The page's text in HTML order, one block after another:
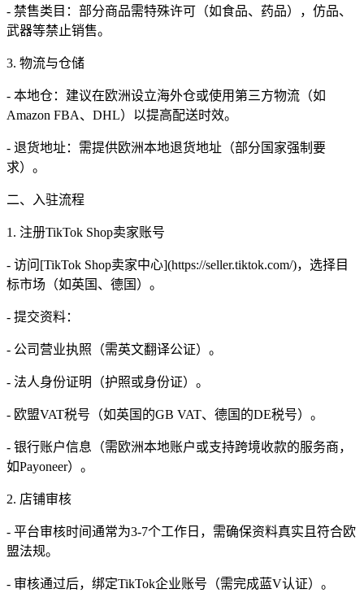
- 禁售类目：部分商品需特殊许可（如食品、药品），仿品、
武器等禁止销售。
3. 物流与仓储
- 本地仓：建议在欧洲设立海外仓或使用第三方物流（如
Amazon FBA、DHL）以提高配送时效。
- 退货地址：需提供欧洲本地退货地址（部分国家强制要
求）。
二、入驻流程
1. 注册TikTok Shop卖家账号
- 访问[TikTok Shop卖家中心](https://seller.tiktok.com/)，选择目
标市场（如英国、德国）。
- 提交资料：
- 公司营业执照（需英文翻译公证）。
- 法人身份证明（护照或身份证）。
- 欧盟VAT税号（如英国的GB VAT、德国的DE税号）。
- 银行账户信息（需欧洲本地账户或支持跨境收款的服务商，
如Payoneer）。
2. 店铺审核
- 平台审核时间通常为3-7个工作日，需确保资料真实且符合欧
盟法规。
- 审核通过后，绑定TikTok企业账号（需完成蓝V认证）。